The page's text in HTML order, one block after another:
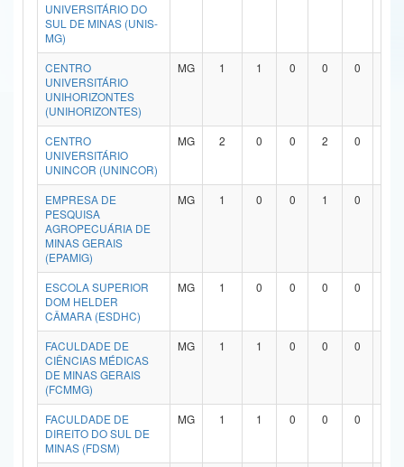
Gabinete de Segurança Institucional
Advocacia-Geral da União
Banco Central do Brasil
UNIVERSITÁRIO DO
SUL DE MINAS (UNIS-
MG)
CENTRO
UNIVERSITÁRIO
UNIHORIZONTES
(UNIHORIZONTES)
MG 1 1 0 0 0
CENTRO
UNIVERSITÁRIO
UNINCOR (UNINCOR)
MG 2 0 0 2 0
EMPRESA DE
PESQUISA
AGROPECUÁRIA DE
MINAS GERAIS
(EPAMIG)
MG 1 0 0 1 0
ESCOLA SUPERIOR
DOM HELDER
CÂMARA (ESDHC)
MG 1 0 0 0 0
FACULDADE DE
CIÊNCIAS MÉDICAS
DE MINAS GERAIS
(FCMMG)
MG 1 1 0 0 0
FACULDADE DE
DIREITO DO SUL DE
MINAS (FDSM)
MG 1 1 0 0 0